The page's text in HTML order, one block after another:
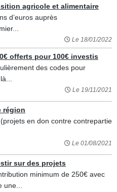
agricole et alimentaire
d’euros auprès
Le 18/01/2022
offerts pour 100€ investis
des codes pour
Le 19/11/2021
région
en don contre contrepartie
Le 01/08/2021
sur des projets
minimum de 250€ avec